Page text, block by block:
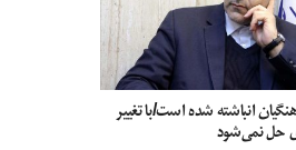
انباشته شده است/با تغییر
حل نمی‌شود